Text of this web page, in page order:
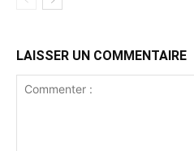
LAISSER UN COMMENTAIRE